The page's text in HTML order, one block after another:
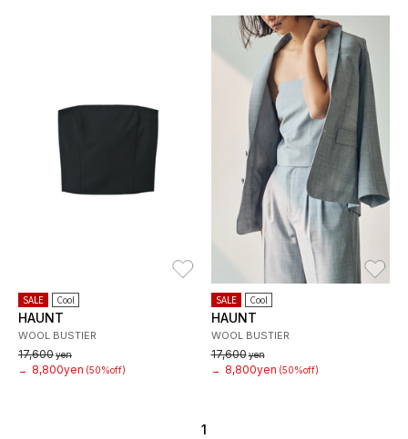
SALE Cool
HAUNT
WOOL BUSTIER
17,600yen
→
8,800yen (50%off)
SALE Cool
HAUNT
WOOL BUSTIER
17,600yen
→
8,800yen (50%off)
1